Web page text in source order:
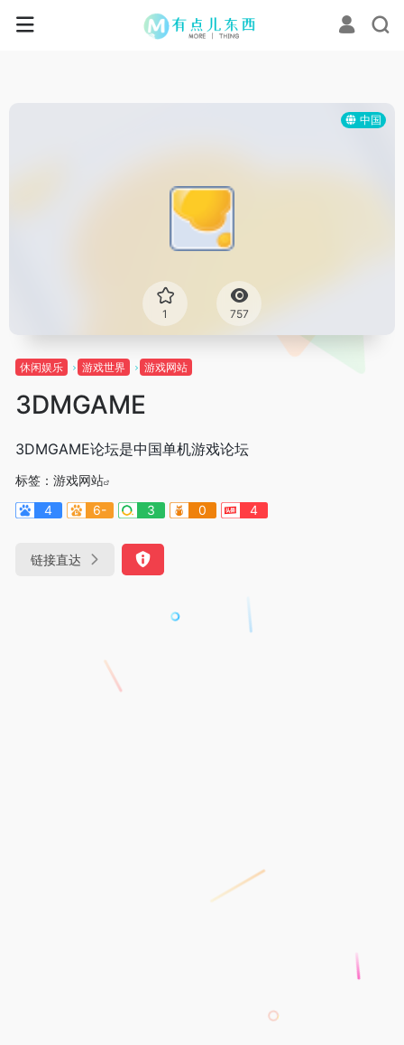
中国
1 757
休闲娱乐 游戏世界 游戏网站
3DMGAME
3DMGAME论坛是中国单机游戏论坛
标签： 游戏网站
4
6- 3 0 4
链接直达